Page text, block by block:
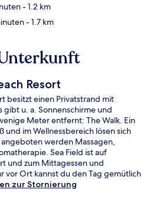
- 1.2 km
- 1.7 km
Resort
besitzt einen Privatstrand mit
u. a. Sonnenschirme und
Meter entfernt: The Walk. Ein
und im Wellnessbereich lösen sich
werden Massagen,
Sea Field ist auf
und zum Mittagessen und
vor Ort kannst du den Tag gemütlich
wie eine Poolbar, ein
zur Stornierung